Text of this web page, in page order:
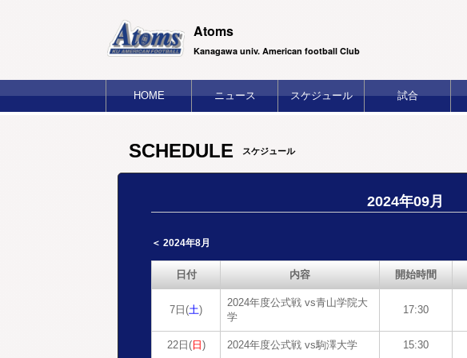
Atoms
Kanagawa univ. American football Club
HOME ニュース スケジュール 試合
SCHEDULE スケジュール
2024年09月
＜ 2024年8月
日付 内容 開始時間
7日(土)
2024年度公式戦 vs青山学院大
学
17:30
22日(日 ) 2024年度公式戦 vs駒澤大学 15:30